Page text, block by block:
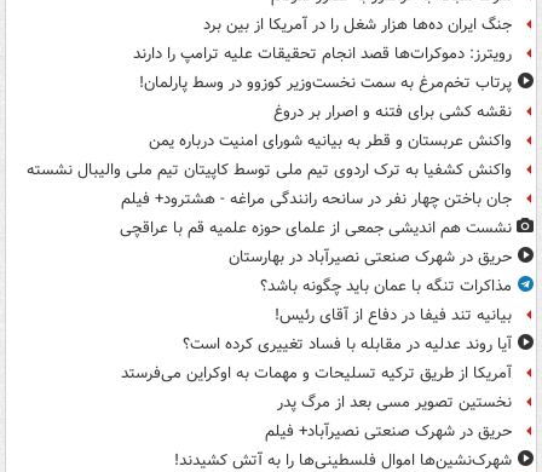
جنگ ایران ده‌ها هزار شغل را در آمریکا از بین برد
رویترز: دموکرات‌ها قصد انجام تحقیقات علیه ترامپ را دارند
پرتاب تخم‌مرغ به سمت نخست‌وزیر کوزوو در وسط پارلمان!
نقشه کشی برای فتنه و اصرار بر دروغ
واکنش عربستان و قطر به بیانیه شورای امنیت درباره یمن
واکنش کشفیا به ترک اردوی تیم ملی توسط کاپیتان تیم ملی والیبال نشسته
جان باختن چهار نفر در سانحه رانندگی مراغه - هشترود+ فیلم
نشست هم اندیشی جمعی از علمای حوزه علمیه قم با عراقچی
حریق در شهرک صنعتی نصیرآباد در بهارستان
مذاکرات تنگه با عمان باید چگونه باشد؟
بیانیه تند فیفا در دفاع از آقای رئیس!
آیا روند عدلیه در مقابله با فساد تغییری کرده است؟
آمریکا از طریق ترکیه تسلیحات و مهمات به اوکراین می‌فرستد
نخستین تصویر مسی بعد از مرگ پدر
حریق در شهرک صنعتی نصیرآباد+ فیلم
شهرک‌نشین‌ها اموال فلسطینی‌ها را به آتش کشیدند!